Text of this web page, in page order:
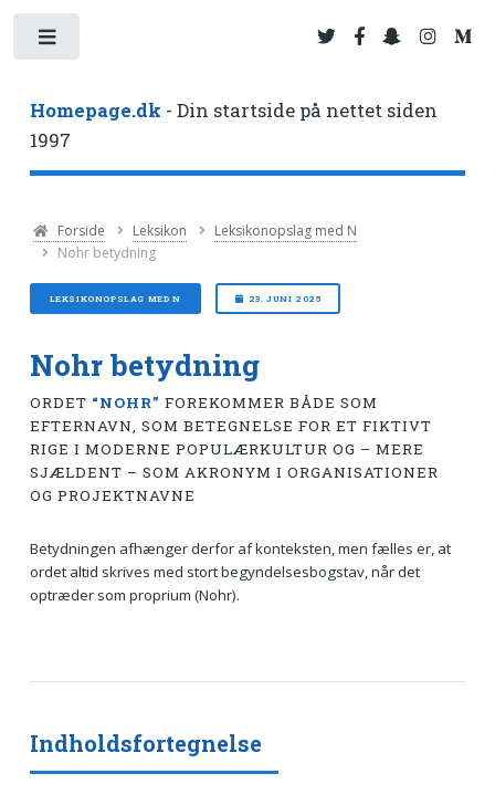
Homepage.dk - Din startside på nettet siden
1997
Forside Leksikon
Leksikonopslag med N
Nohr betydning
LEKSIKONOPSLAG MED N 23. JUNI 2025
Nohr betydning
ORDET “NOHR” FOREKOMMER BÅDE SOM
EFTERNAVN, SOM BETEGNELSE FOR ET FIKTIVT
RIGE I MODERNE POPULÆRKULTUR OG – MERE
SJÆLDENT – SOM AKRONYM I ORGANISATIONER
OG PROJEKTNAVNE
Betydningen afhænger derfor af konteksten, men fælles er, at
ordet altid skrives med stort begyndelsesbogstav, når det
optræder som proprium (Nohr).
Indholdsfortegnelse